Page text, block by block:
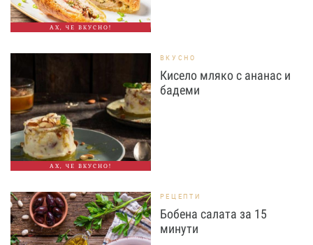
АХ, ЧЕ ВКУСНО!
АХ, ЧЕ ВКУСНО!
ВКУСНО
Кисело мляко с ананас и
бадеми
РЕЦЕПТИ
Бобена салата за 15
минути